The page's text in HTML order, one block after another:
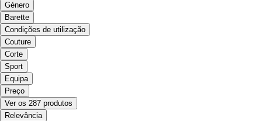
Género
Barette
Condições de utilização
Couture
Corte
Sport
Equipa
Preço
Ver os 287 produtos
Relevância